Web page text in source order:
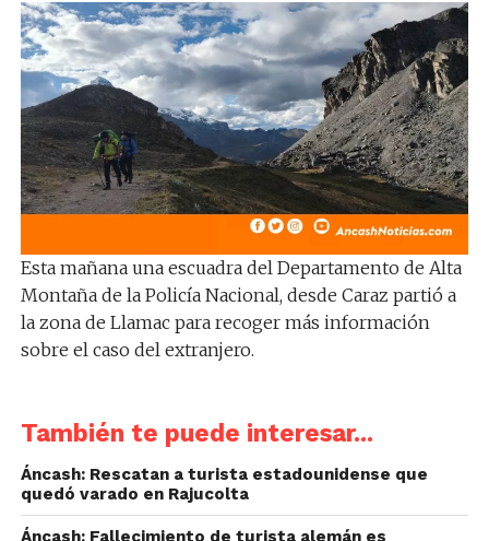
Esta mañana una escuadra del Departamento de Alta
Montaña de la Policía Nacional, desde Caraz partió a
la zona de Llamac para recoger más información
sobre el caso del extranjero.
También te puede interesar...
Áncash: Rescatan a turista estadounidense que
quedó varado en Rajucolta
Áncash: Fallecimiento de turista alemán es